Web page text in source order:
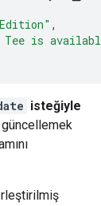
,
Tee is
isteğiyle